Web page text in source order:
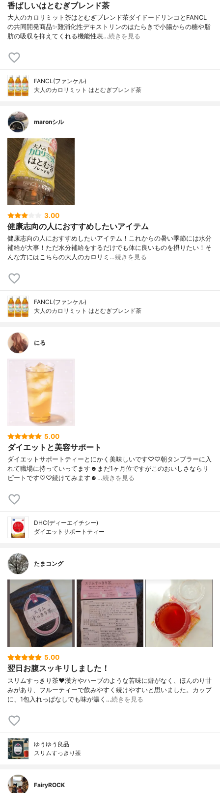
香ばしいはとむぎブレンド茶
大人のカロリミット茶はとむぎブレンド茶ダイドードリンコとFANCL
の共同開発商品✨難消化性デキストリンのはたらきで小腸からの糖や脂
肪の吸収を抑えてくれる機能性表…続きを見る
FANCL(ファンケル)
大人のカロリミット はとむぎブレンド茶
maronシル
3.00
健康志向の人におすすめしたいアイテム
健康志向の人におすすめしたいアイテム！これからの暑い季節には水分
補給が大事！ただ水分補給をするだけでも体に良いものを摂りたい！そ
んな方にはこちらの大人のカロリミ…続きを見る
FANCL(ファンケル)
大人のカロリミット はとむぎブレンド茶
にる
5.00
ダイエットと美容サポート
ダイエットサポートティーとにかく美味しいです♡♡朝タンブラーに入
れて職場に持っていってます☻︎まだ1ヶ月位ですがこのおいしさならリ
ピートです♡♡続けてみます☻︎…続きを見る
DHC(ディーエイチシー)
ダイエットサポートティー
たまコング
5.00
翌日お腹スッキリしました！
スリムすっきり茶♥漢方やハーブのような苦味に癖がなく、ほんのり甘
みがあり、フルーティーで飲みやすく続けやすいと思いました。カップ
に、1包入れっぱなしでも味が濃く…続きを見る
ゆうゆう良品
スリムすっきり茶
FairyROCK